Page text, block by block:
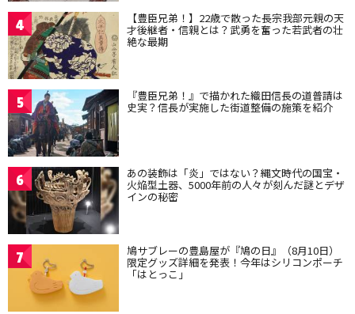
4 【豊臣兄弟！】22歳で散った長宗我部元親の天
才後継者・信親とは？武勇を奮った若武者の壮
絶な最期
5 『豊臣兄弟！』で描かれた織田信長の道普請は
史実？信長が実施した街道整備の施策を紹介
6 あの装飾は「炎」ではない？縄文時代の国宝・
火焔型土器、5000年前の人々が刻んだ謎とデザ
インの秘密
7 鳩サブレーの豊島屋が『鳩の日』（8月10日）
限定グッズ詳細を発表！今年はシリコンポーチ
「はとっこ」